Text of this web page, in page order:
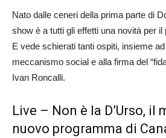
Nato dalle ceneri della prima parte di
show è a tutti gli effetti una novità per
E vede schierati tanti ospiti, insieme ad
meccanismo social e alla firma del
Ivan Roncalli.
Live – Non è la D’Urso, il
nuovo programma di